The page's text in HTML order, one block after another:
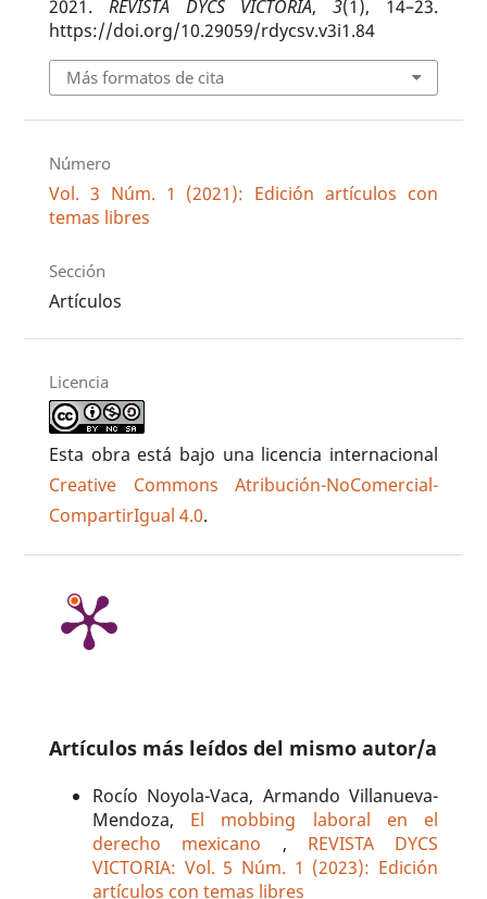
2021. REVISTA DYCS VICTORIA,3(1), 14–23.
https://doi.org/10.29059/rdycsv.v3i1.84
Más formatos de cita
Número
Vol. 3 Núm. 1 (2021): Edición artículos con
temas libres
Sección
Artículos
Licencia
Esta obra está bajo una licencia internacional
Creative Commons Atribución-NoComercial-
CompartirIgual 4.0.
Artículos más leídos del mismo autor/a
Rocío Noyola-Vaca, Armando Villanueva-
Mendoza, El mobbing laboral en el
derecho mexicano , REVISTA DYCS
VICTORIA: Vol. 5 Núm. 1 (2023): Edición
artículos con temas libres